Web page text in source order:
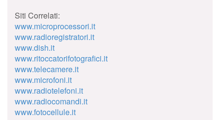
Siti Correlati:
www.microprocessori.it
www.radioregistratori.it
www.dish.it
www.ritoccatorifotografici.it
www.telecamere.it
www.microfoni.it
www.radiotelefoni.it
www.radiocomandi.it
www.fotocellule.it